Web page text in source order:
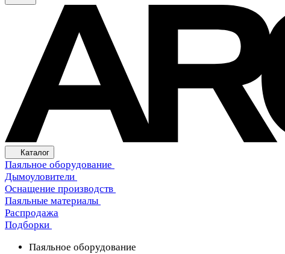
Каталог
Паяльное оборудование
Дымоуловители
Оснащение производств
Паяльные материалы
Распродажа
Подборки
Паяльное оборудование